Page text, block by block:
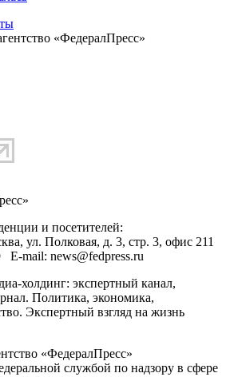
«ФедералПресс»
»
и посетителей:
, ул. Полковая, д. 3, стр. 3, офис 211
E-mail: news@fedpress.ru
холдинг: экспертный канал,
Политика, экономика,
Экспертный взгляд на жизнь
«ФедералПресс»
службой по надзору в сфере